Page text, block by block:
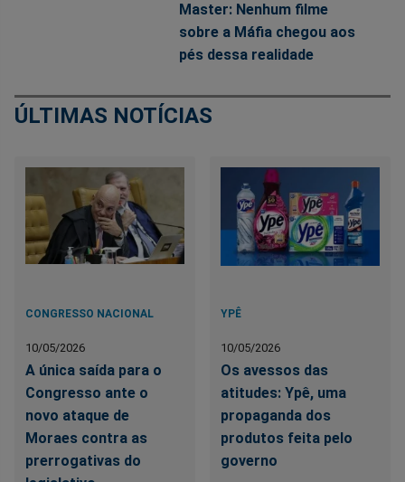
Master: Nenhum filme
sobre a Máfia chegou aos
pés dessa realidade
ÚLTIMAS NOTÍCIAS
CONGRESSO NACIONAL
10/05/2026
A única saída para o
Congresso ante o
novo ataque de
Moraes contra as
prerrogativas do
YPÊ
10/05/2026
Os avessos das
atitudes: Ypê, uma
propaganda dos
produtos feita pelo
governo